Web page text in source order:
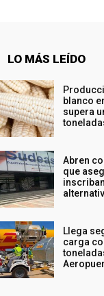
LO MÁS LEÍDO
blanco
supera
Abren
que
Llega
carga